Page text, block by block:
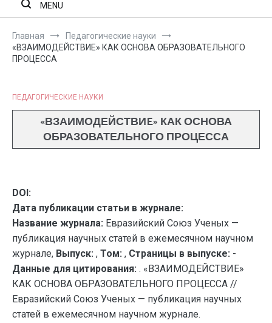
MENU
Главная
Педагогические науки
«ВЗАИМОДЕЙСТВИE» КАК ОСНОВА ОБРАЗОВАТЕЛЬНОГО
ПРОЦЕССА
ПЕДАГОГИЧЕСКИЕ НАУКИ
«ВЗАИМОДЕЙСТВИE» КАК ОСНОВА
ОБРАЗОВАТЕЛЬНОГО ПРОЦЕССА
DOI:
Дата публикации статьи в журнале:
Название журнала: Евразийский Союз Ученых —
публикация научных статей в ежемесячном научном
журнале, Выпуск: , Том: , Страницы в выпуске: -
Данные для цитирования: . «ВЗАИМОДЕЙСТВИE»
КАК ОСНОВА ОБРАЗОВАТЕЛЬНОГО ПРОЦЕССА //
Евразийский Союз Ученых — публикация научных
статей в ежемесячном научном журнале.